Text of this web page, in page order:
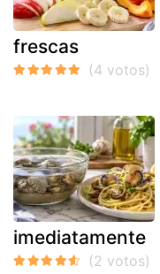
frescas
imediatamente